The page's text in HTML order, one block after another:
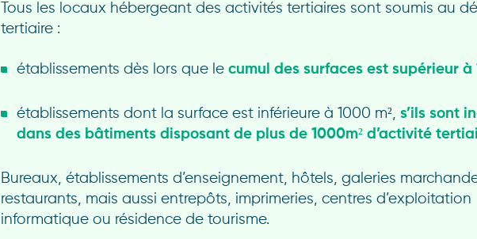
Tous les locaux hébergeant des activités tertiaires sont soumis au
tertiaire :
établissements dès lors que lecumul des surfaces est supérieur à
établissements dont la surface est inférieure à 1000 m²,s’ils sont
dans des bâtiments disposant de plus de 1000m² d’activité
Bureaux, établissements d’enseignement, hôtels, galeries
restaurants, mais aussi entrepôts, imprimeries, centres d’exploitation
informatique ou résidence de tourisme.